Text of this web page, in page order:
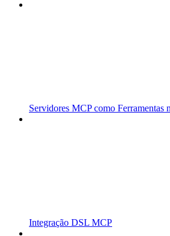
Servidores MCP como Ferramentas
Integração DSL MCP